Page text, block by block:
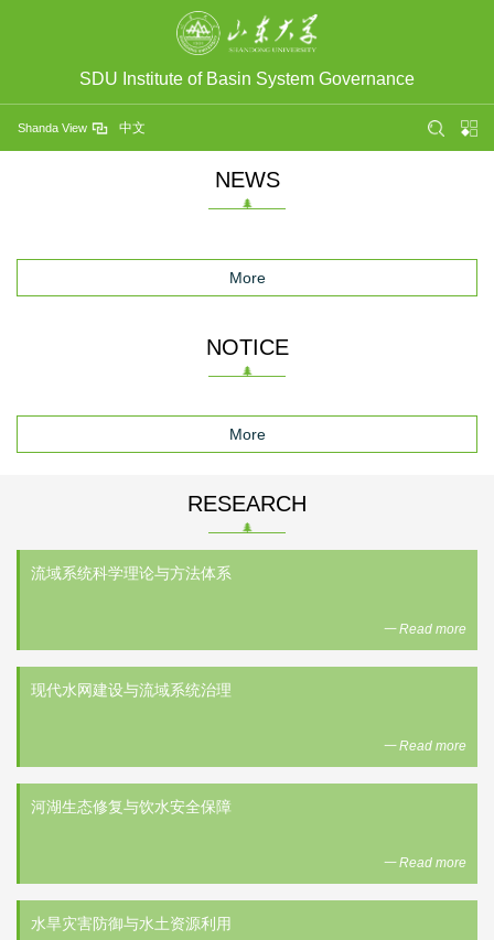
SDU Institute of Basin System Governance
中文
Shanda View
NEWS
More
NOTICE
More
RESEARCH
流域系统科学理论与方法体系
一 Read more
现代水网建设与流域系统治理
一 Read more
河湖生态修复与饮水安全保障
一 Read more
水旱灾害防御与水土资源利用